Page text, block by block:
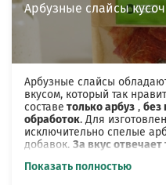
И всё это красиво
коробку с
В нашем ассортименте
выбор подарочных
Подробнее можно
"Наборы", "Подари
Арбузные слайсы
Арбузные слайсы
вкусом, который так
составе только арбуз , без
обработок. Для
исключительно спелые
добавок. За вкус
Показать полностью